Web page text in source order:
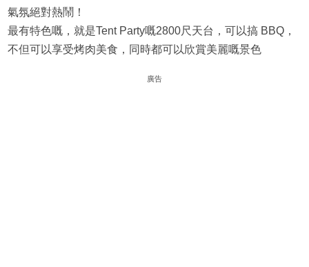
氣氛絕對熱鬧！
最有特色嘅，就是Tent Party嘅2800尺天台，可以搞 BBQ，
不但可以享受烤肉美食，同時都可以欣賞美麗嘅景色
廣告